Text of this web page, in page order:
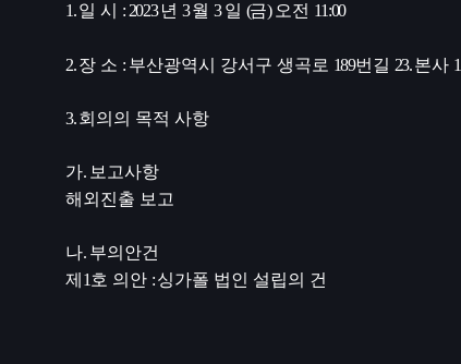
1.일 시 : 2023년3월3일 (금) 오전 11:00
2.장 소 : 부산광역시 강서구 생곡로 189번길 23.본사 1
3.회의의 목적 사항
가. 보고사항
해외진출 보고
나. 부의안건
제 1 호 의안 :싱가폴 법인 설립의 건